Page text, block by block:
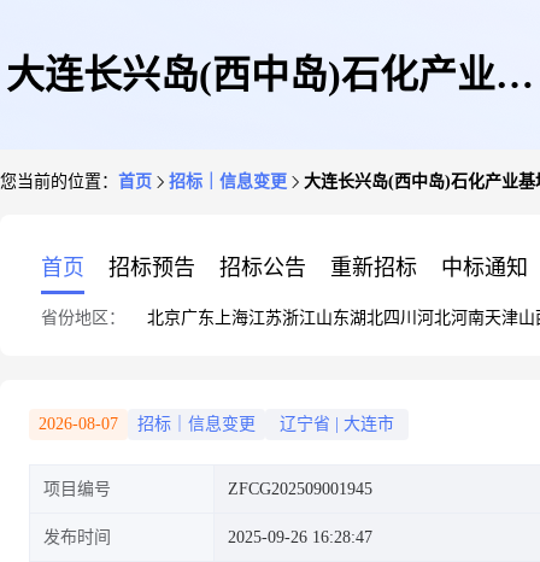
大连长兴岛(西中岛)石化产业基
工程规划选址论证报告编制最高
您当前的位置： 首页 招标｜信息变更 大连长兴岛(西中岛)石化产业
首页 招标预告 招标公告 重新招标 中标通知
省份地区： 北京广东 上海江苏浙江山东湖北四川 河北河南天津山
2026-08-07 招标｜信息变更 辽宁省 大连市
项目编号 ZFCG202509001945
发布时间 2025-09-26 16:28:47